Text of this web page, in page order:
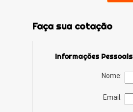
Faça sua cotação
Informações Pessoais
Nome:
Email: